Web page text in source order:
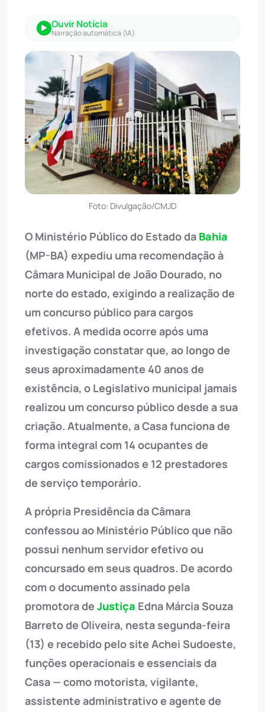
Ouvir Notícia
Narração automática (IA)
Foto: Divulgação/CMJD
O Ministério Público do Estado da Bahia
(MP-BA) expediu uma recomendação à
Câmara Municipal de João Dourado, no
norte do estado, exigindo a realização de
um concurso público para cargos
efetivos. A medida ocorre após uma
investigação constatar que, ao longo de
seus aproximadamente 40 anos de
existência, o Legislativo municipal jamais
realizou um concurso público desde a sua
criação. Atualmente, a Casa funciona de
forma integral com 14 ocupantes de
cargos comissionados e 12 prestadores
de serviço temporário.
A própria Presidência da Câmara
confessou ao Ministério Público que não
possui nenhum servidor efetivo ou
concursado em seus quadros. De acordo
com o documento assinado pela
promotora de Justiça Edna Márcia Souza
Barreto de Oliveira, nesta segunda-feira
(13) e recebido pelo site Achei Sudoeste,
funções operacionais e essenciais da
Casa — como motorista, vigilante,
assistente administrativo e agente de